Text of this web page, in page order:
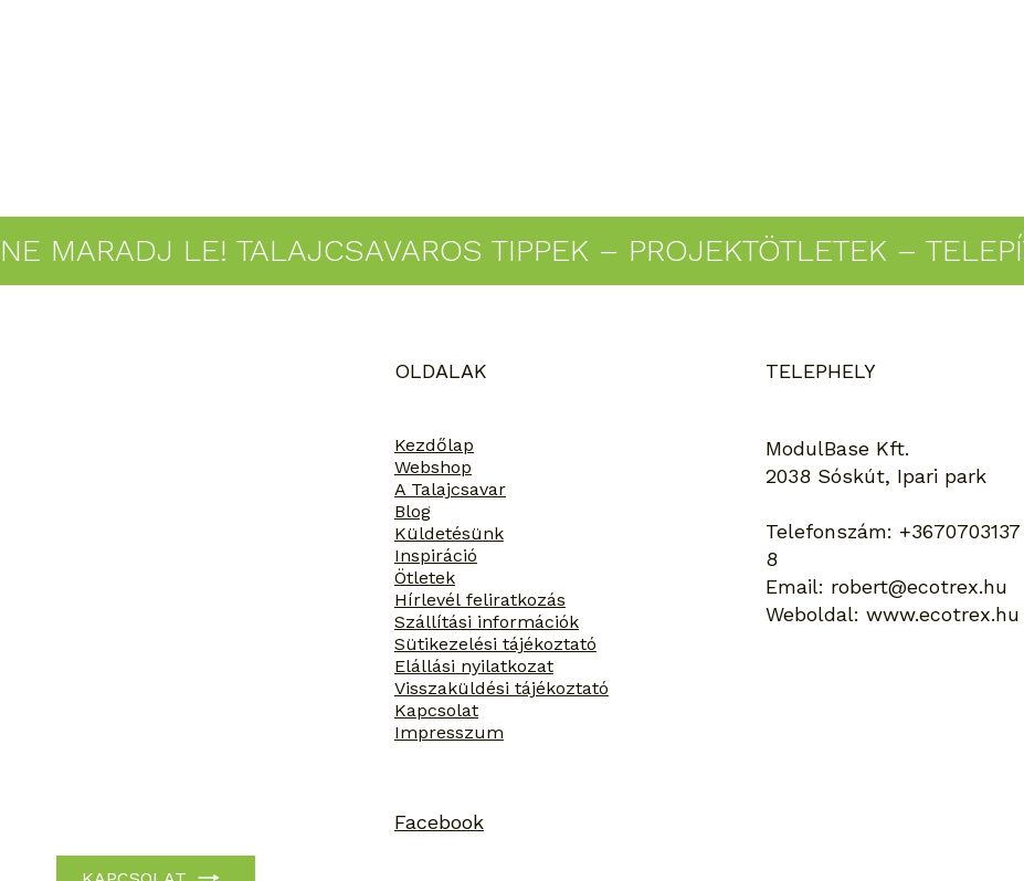
NE MARADJ LE! TALAJCSAVAROS TIPPEK – PROJEKTÖTLETEK –
újrafelhasználható
OLDALAK
Kezdőlap
Webshop
A Talajcsavar
Blog
Küldetésünk
Inspiráció
Ötletek
Hírlevél feliratkozás
Szállítási információk
Sütikezelési tájékoztató
Elállási nyilatkozat
Visszaküldési tájékoztató
Kapcsolat
Impresszum
Facebook
TELEPHELY
ModulBase Kft.
2038 Sóskút, Ipari park
Telefonszám: +3670703137
8
Email: robert@ecotrex.hu
Weboldal: www.ecotrex.hu